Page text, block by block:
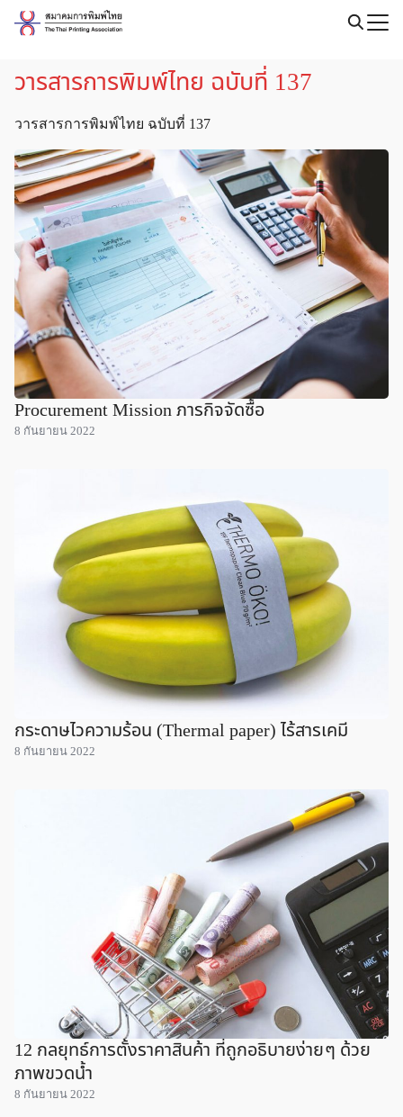
Skip
for:
วารสารการพิมพ์ไทย ฉบับที่ 137
วารสารการพิมพ์ไทย ฉบับที่ 137
Procurement Mission ภารกิจจัดซื้อ
8 กันยายน 2022
กระดาษไวความร้อน (Thermal paper) ไร้สารเคมี
8 กันยายน 2022
12 กลยุทธ์การตั้งราคาสินค้า ที่ถูกอธิบายง่าย ๆ ด้วย
ภาพขวดน้ำ
8 กันยายน 2022